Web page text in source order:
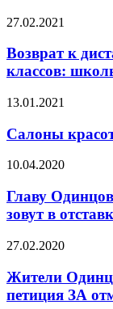
27.02.2021
Возврат к
классов:
13.01.2021
Салоны
10.04.2020
Главу
зовут в
27.02.2020
Жители
петиция ЗА